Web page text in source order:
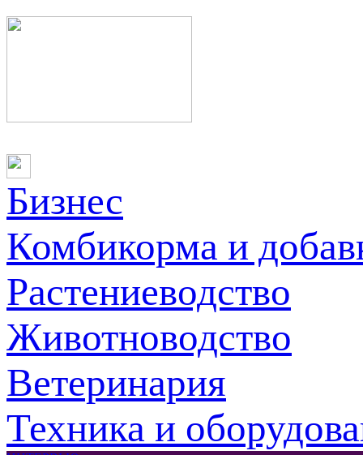
Бизнес
Комбикорма и
Растениеводство
Животноводство
Ветеринария
Техника и